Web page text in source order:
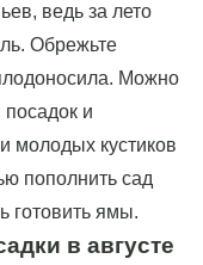
ведь за лето
Обрежьте
Можно
посадок и
молодых кустиков
пополнить сад
готовить ямы.
в августе